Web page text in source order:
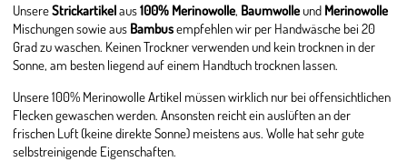
UnsereStrickartikelaus100% Merinowolle, Baumwolleund Merinowolle
Mischungen sowie aus Bambusempfehlen wir per Handwäsche bei 20
Grad zu waschen. Keinen Trockner verwenden und kein trocknen in der
Sonne, am besten liegend auf einem Handtuch trocknen lassen.
Unsere 100% Merinowolle Artikel müssen wirklich nur bei offensichtlichen
Flecken gewaschen werden. Ansonsten reicht ein auslüften an der
frischen Luft (keine direkte Sonne) meistens aus. Wolle hat sehr gute
selbstreinigende Eigenschaften.